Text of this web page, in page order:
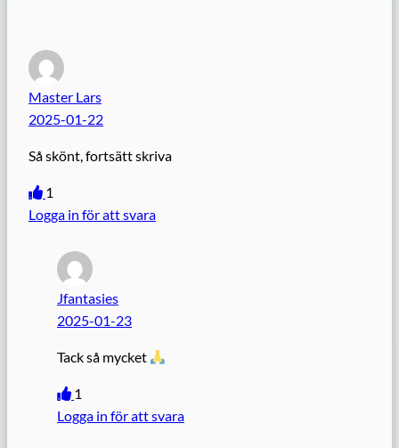
Master Lars
2025-01-22
Så skönt, fortsätt skriva
1
Logga in för att svara
Jfantasies
2025-01-23
Tack så mycket
1
Logga in för att svara